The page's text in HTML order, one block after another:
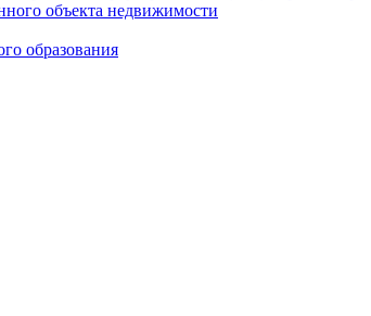
объекта недвижимости
образования